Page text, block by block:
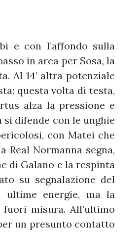
e con l’affondo sulla
in area per Sosa, la
Al 14’ altra potenziale
questa volta di testa,
alza la pressione e
difende con le unghie
con Matei che
Real Normanna segna,
di Galano e la respinta
su segnalazione del
energie, ma la
misura. All’ultimo
un presunto contatto